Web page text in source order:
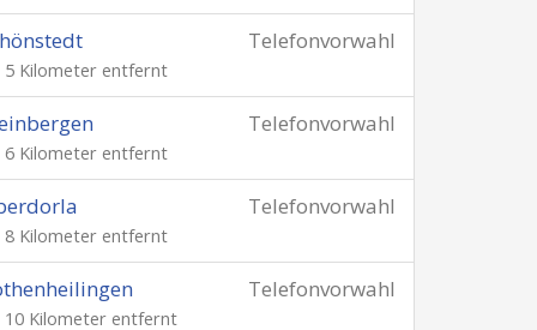
Telefonvorwahl
5 Kilometer entfernt
Telefonvorwahl
6 Kilometer entfernt
Telefonvorwahl
8 Kilometer entfernt
Telefonvorwahl
10 Kilometer entfernt